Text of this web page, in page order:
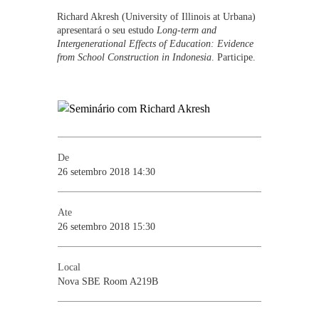
WHAT'S HAPPENING
Richard Akresh (University of Illinois at Urbana)
apresentará o seu estudo Long-term and
Intergenerational Effects of Education: Evidence
from School Construction in Indonesia . Participe.
De
26 setembro 2018 14:30
Ate
26 setembro 2018 15:30
Local
Nova SBE Room A219B